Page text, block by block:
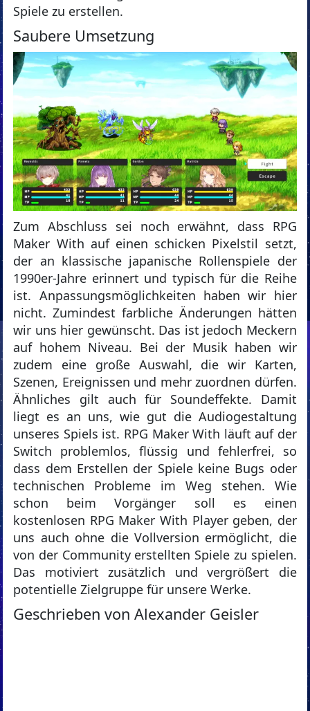
Spiele zu erstellen.
Saubere Umsetzung
Zum Abschluss sei noch erwähnt, dass RPG
Maker With auf einen schicken Pixelstil setzt,
der an klassische japanische Rollenspiele der
1990er-Jahre erinnert und typisch für die Reihe
ist. Anpassungsmöglichkeiten haben wir hier
nicht. Zumindest farbliche Änderungen hätten
wir uns hier gewünscht. Das ist jedoch Meckern
auf hohem Niveau. Bei der Musik haben wir
zudem eine große Auswahl, die wir Karten,
Szenen, Ereignissen und mehr zuordnen dürfen.
Ähnliches gilt auch für Soundeffekte. Damit
liegt es an uns, wie gut die Audiogestaltung
unseres Spiels ist. RPG Maker With läuft auf der
Switch problemlos, flüssig und fehlerfrei, so
dass dem Erstellen der Spiele keine Bugs oder
technischen Probleme im Weg stehen. Wie
schon beim Vorgänger soll es einen
kostenlosen RPG Maker With Player geben, der
uns auch ohne die Vollversion ermöglicht, die
von der Community erstellten Spiele zu spielen.
Das motiviert zusätzlich und vergrößert die
potentielle Zielgruppe für unsere Werke.
Geschrieben von Alexander Geisler